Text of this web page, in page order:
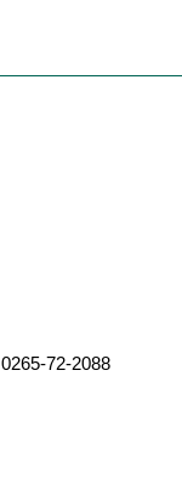
0265-72-2088